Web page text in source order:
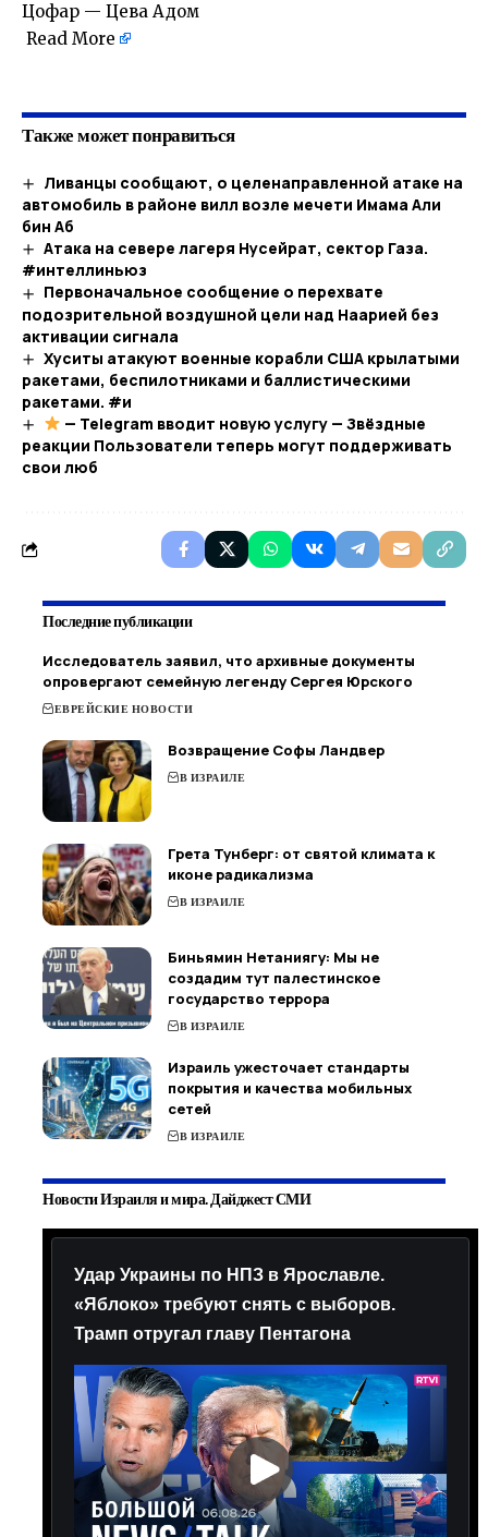
Цофар — Цева Адом
Read More
Также может понравиться
Ливанцы сообщают, о целенаправленной атаке на
автомобиль в районе вилл возле мечети Имама Али
бин Аб
Атака на севере лагеря Нусейрат, сектор Газа.
#интеллиньюз
Первоначальное сообщение о перехвате
подозрительной воздушной цели над Наарией без
активации сигнала
Хуситы атакуют военные корабли США крылатыми
ракетами, беспилотниками и баллистическими
ракетами. #и
— Telegram вводит новую услугу — Звёздные
реакции Пользователи теперь могут поддерживать
свои люб
Последние публикации
Исследователь заявил, что архивные документы
опровергают семейную легенду Сергея Юрского
ЕВРЕЙСКИЕ НОВОСТИ
Возвращение Софы Ландвер
В ИЗРАИЛЕ
Грета Тунберг: от святой климата к
иконе радикализма
В ИЗРАИЛЕ
Биньямин Нетаниягу: Мы не
создадим тут палестинское
государство террора
В ИЗРАИЛЕ
Израиль ужесточает стандарты
покрытия и качества мобильных
сетей
В ИЗРАИЛЕ
Новости Израиля и мира. Дайджест СМИ